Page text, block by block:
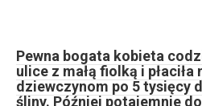
Pewna bogata kobieta
ulice z małą fiolką i płaciła
dziewczynom po 5 tysięcy
śliny. Później potajemnie